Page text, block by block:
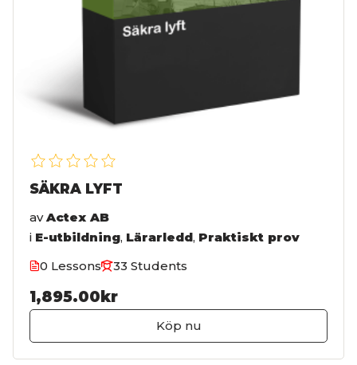
SÄKRA LYFT
av Actex AB
i E-utbildning, Lärarledd, Praktiskt prov
0 Lessons
33 Students
1,895.00kr
Köp nu